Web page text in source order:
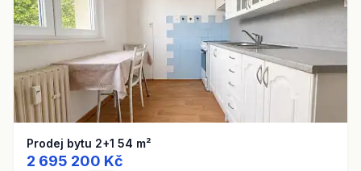
Prodej bytu 2+1 54 m²
2 695 200 Kč